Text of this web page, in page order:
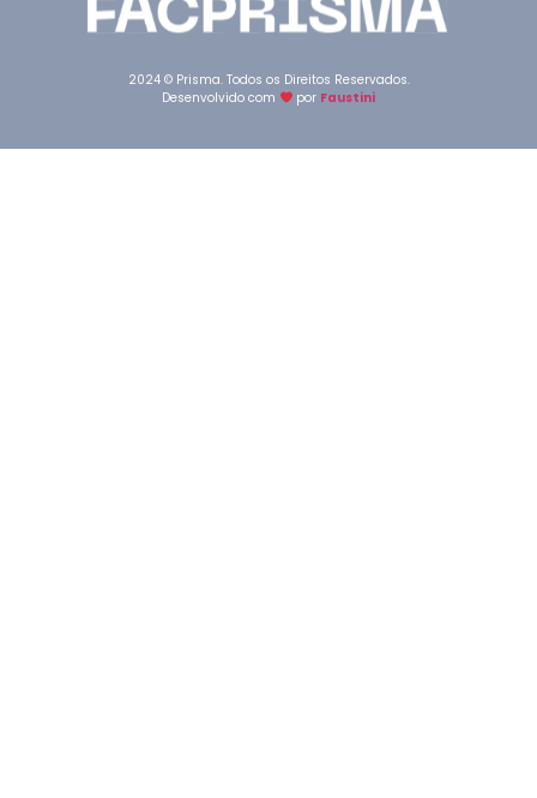
2024 © Prisma. Todos os Direitos Reservados.
Desenvolvido com
por Faustini